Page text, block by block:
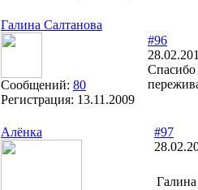
Галина Салтанова
Сообщений: 80
Регистрация: 13.11.2009
#96
Спасибо
Алёнка
#97